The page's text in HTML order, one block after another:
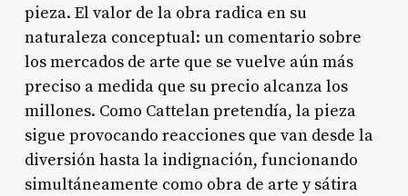
pieza. El valor de la obra radica en su
naturaleza conceptual: un comentario sobre
los mercados de arte que se vuelve aún más
preciso a medida que su precio alcanza los
millones. Como Cattelan pretendía, la pieza
sigue provocando reacciones que van desde la
diversión hasta la indignación, funcionando
simultáneamente como obra de arte y sátira